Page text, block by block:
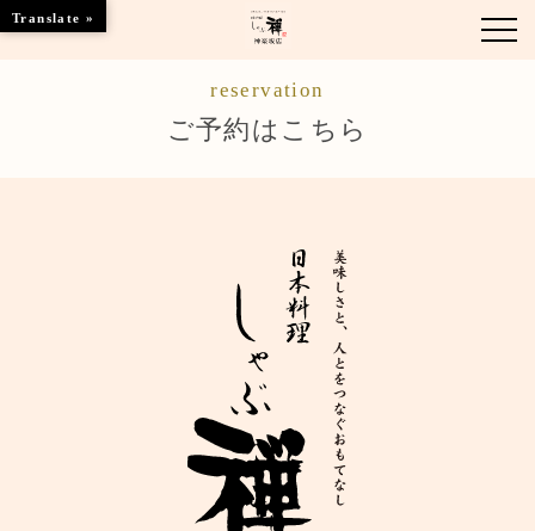
ご優待
店舗情報
ブランドトップ
ご予約はこちら
reservation
ご予約はこちら
Translate »